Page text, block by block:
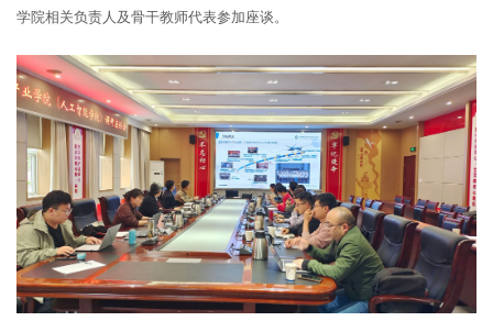
学院相关负责人及骨干教师代表参加座谈。